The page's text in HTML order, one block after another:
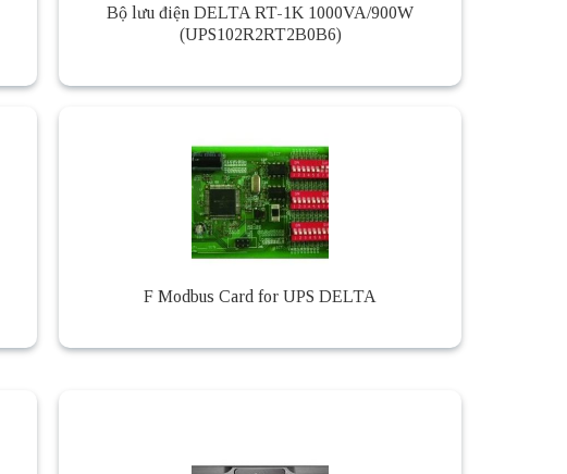
Bộ lưu điện DELTA RT-1K 1000VA/900W
(UPS102R2RT2B0B6)
F Modbus Card for UPS DELTA